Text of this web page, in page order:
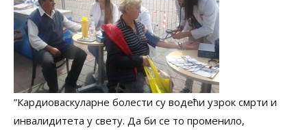
”Кардиоваскуларне болести су водећи узрок смрти и
инвалидитета у свету. Да би се то променило,